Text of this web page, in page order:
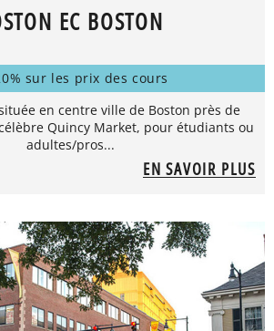
EC BOSTON
sur les prix des cours
en centre ville de Boston près de
Quincy Market, pour étudiants ou
adultes/pros...
EN SAVOIR PLUS